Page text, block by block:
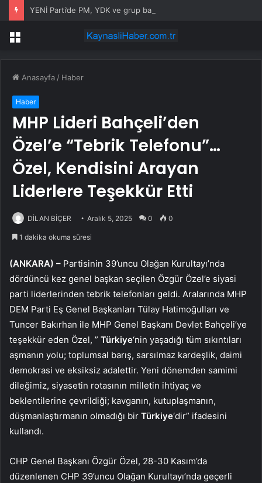
YENİ Parti’de PM, YDK ve grup başkanvekilleri belirlendi
Menü
Anasayfa / Haber
Haber
MHP Lideri Bahçeli’den
Özel’e “Tebrik Telefonu”…
Özel, Kendisini Arayan
Liderlere Teşekkür Etti
DİLAN BİÇER Aralık 5, 2025 0 0
1 dakika okuma süresi
(ANKARA) – Partisinin 39’uncu Olağan Kurultayı’nda
dördüncü kez genel başkan seçilen Özgür Özel’e siyasi
parti liderlerinden tebrik telefonları geldi. Aralarında MHP
DEM Parti Eş Genel Başkanları Tülay Hatimoğulları ve
Tuncer Bakırhan ile MHP Genel Başkanı Devlet Bahçeli’ye
teşekkür eden Özel, ” Türkiye‘nin yaşadığı tüm sıkıntıları
aşmanın yolu; toplumsal barış, sarsılmaz kardeşlik, daimi
demokrasi ve eksiksiz adalettir. Yeni dönemden samimi
dileğimiz, siyasetin rotasının milletin ihtiyaç ve
beklentilerine çevrildiği; kavganın, kutuplaşmanın,
düşmanlaştırmanın olmadığı bir Türkiye‘dir” ifadesini
kullandı.
CHP Genel Başkanı Özgür Özel, 28-30 Kasım’da
düzenlenen CHP 39’uncu Olağan Kurultayı’nda geçerli